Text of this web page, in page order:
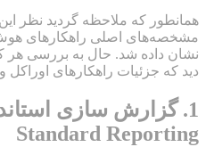
همانطور که ملاحظه گردید نظر
مشخصه‌های اصلی راهکارهای
نشان داده شد. حال به بررسی هر
دید که جزئیات راهکارهای
Standard Reporting